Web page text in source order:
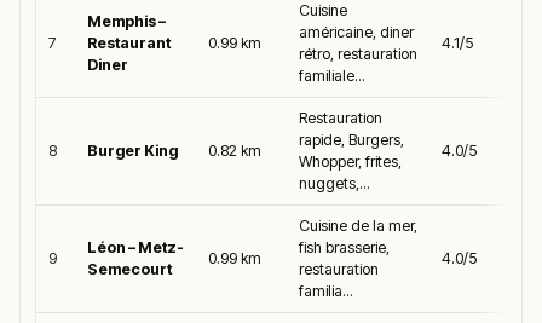
7
Memphis –
Restaurant
Diner
0.99 km
Cuisine
américaine, diner
rétro, restauration
familiale...
4.1/5
8 Burger King 0.82 km
Restauration
rapide, Burgers,
Whopper, frites,
nuggets,...
4.0/5
9
Léon – Metz-
Semecourt
0.99 km
Cuisine de la mer,
fish brasserie,
restauration
familia...
4.0/5